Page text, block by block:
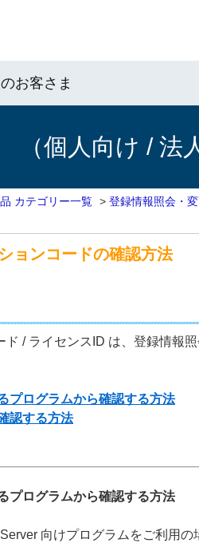
お客さま
個人向け / 法
カテゴリー一覧 > 登録情報照会・
ョンコードの確認方法
ド / ライセンスID は、登録情報
プログラムから確認する方法
認する方法
プログラムから確認する方法
向けプログラムをご利用の